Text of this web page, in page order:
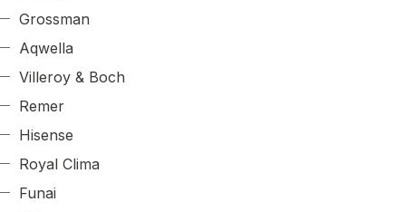
Grossman
Aqwella
Villeroy & Boch
Remer
Hisense
Royal Clima
Funai